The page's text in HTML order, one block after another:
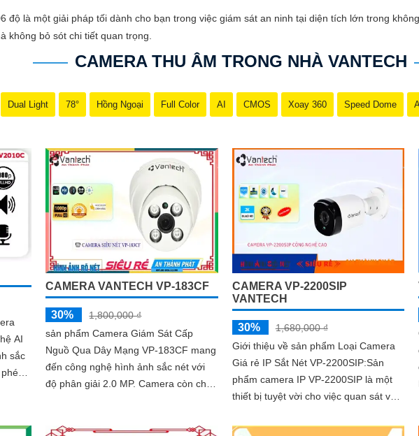
độ là một giải pháp tối dành cho bạn trong việc giám sát an ninh tại diện tích lớn trong
không bỏ sót chi tiết quan trọng.
CAMERA THU ÂM TRONG NHÀ VANTECH
Dual Light 78° Hồng Ngoại Full Color AI CMOS Xoay 360 Speed Dome
AI
CAMERA VANTECH VP-183CF
30%
1,800,000 ₫
sản phẩm Camera Giám Sát Cấp
Nguồ Qua Dây Mạng VP-183CF mang
đến công nghệ hình ảnh sắc nét với
độ phân giải 2.0 MP. Camera còn cho
CAMERA VP-2200SIP
VANTECH
30%
1,680,000 ₫
Giới thiệu về sản phẩm Loại Camera
Giá rẻ IP Sắt Nét VP-2200SIP:Sản
phẩm camera IP VP-2200SIP là một
thiết bị tuyệt vời cho việc quan sát và
camera này mang đến hình ảnh màu